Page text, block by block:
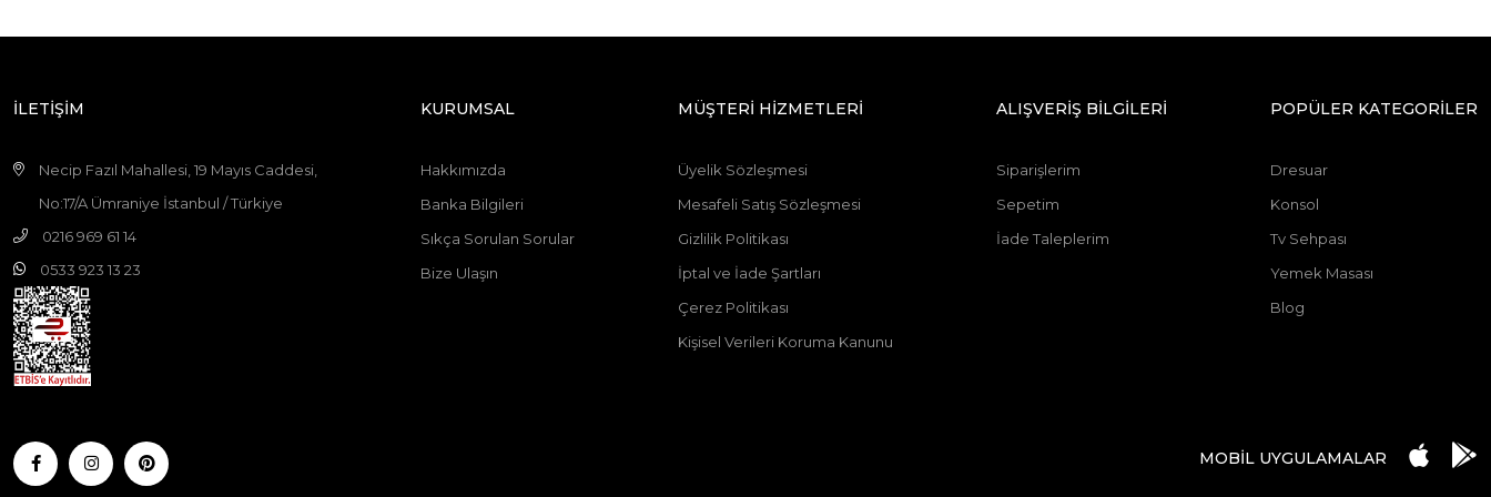
İLETİŞİM
Necip Fazıl Mahallesi, 19 Mayıs Caddesi,
No:17/A Ümraniye İstanbul / Türkiye
0216 969 61 14
0533 923 13 23
KURUMSAL
Hakkımızda
Banka Bilgileri
Sıkça Sorulan Sorular
Bize Ulaşın
MÜŞTERİ HİZMETLERİ
Üyelik Sözleşmesi
Mesafeli Satış Sözleşmesi
Gizlilik Politikası
İptal ve İade Şartları
Çerez Politikası
Kişisel Verileri Koruma Kanunu
ALIŞVERİŞ BİLGİLERİ
Siparişlerim
Sepetim
İade Taleplerim
POPÜLER KATEGORİLER
Dresuar
Konsol
Tv Sehpası
Yemek Masası
Blog
MOBİL UYGULAMALAR